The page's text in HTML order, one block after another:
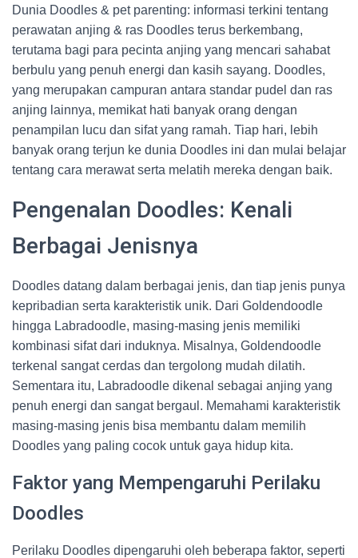
Dunia Doodles & pet parenting: informasi terkini tentang
perawatan anjing & ras Doodles terus berkembang,
terutama bagi para pecinta anjing yang mencari sahabat
berbulu yang penuh energi dan kasih sayang. Doodles,
yang merupakan campuran antara standar pudel dan ras
anjing lainnya, memikat hati banyak orang dengan
penampilan lucu dan sifat yang ramah. Tiap hari, lebih
banyak orang terjun ke dunia Doodles ini dan mulai belajar
tentang cara merawat serta melatih mereka dengan baik.
Pengenalan Doodles: Kenali
Berbagai Jenisnya
Doodles datang dalam berbagai jenis, dan tiap jenis punya
kepribadian serta karakteristik unik. Dari Goldendoodle
hingga Labradoodle, masing-masing jenis memiliki
kombinasi sifat dari induknya. Misalnya, Goldendoodle
terkenal sangat cerdas dan tergolong mudah dilatih.
Sementara itu, Labradoodle dikenal sebagai anjing yang
penuh energi dan sangat bergaul. Memahami karakteristik
masing-masing jenis bisa membantu dalam memilih
Doodles yang paling cocok untuk gaya hidup kita.
Faktor yang Mempengaruhi Perilaku
Doodles
Perilaku Doodles dipengaruhi oleh beberapa faktor, seperti